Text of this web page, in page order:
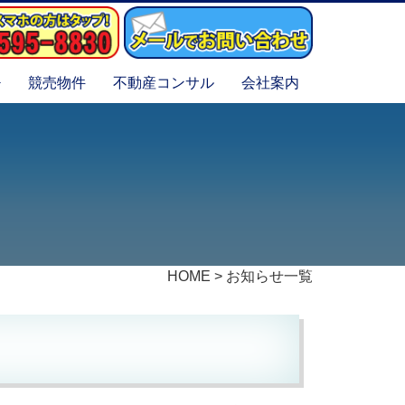
競売物件 不動産コンサル 会社案内
HOME > お知らせ一覧